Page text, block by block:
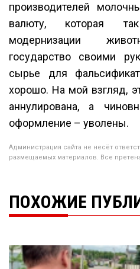
производителей
валюту, которая
модернизации
государство своими
сырье для
хорошо. На мой взгляд,
аннулирована, а
оформление – уволены.
Администрация сайта не несёт
размещаемых материалов. Все
ПОХОЖИЕ